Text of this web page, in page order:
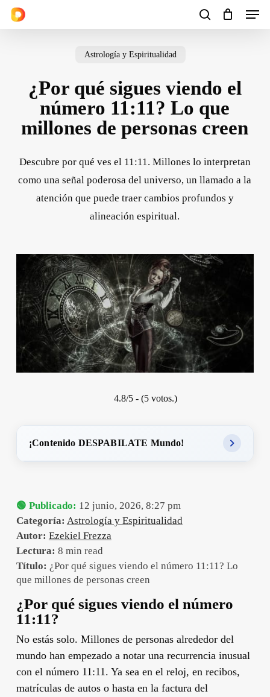
Skip
search
Menu
Cart Close
Astrología y Espiritualidad
¿Por qué sigues viendo el
número 11:11? Lo que
millones de personas creen
Descubre por qué ves el 11:11. Millones lo interpretan
como una señal poderosa del universo, un llamado a la
atención que puede traer cambios profundos y
alineación espiritual.
4.8/5 - (5 votos.)
¡Contenido DESPABILATE Mundo!
🟢 Publicado: 12 junio, 2026, 8:27 pm
Categoría: Astrología y Espiritualidad
Autor: Ezekiel Frezza
Lectura: 8 min read
Título: ¿Por qué sigues viendo el número 11:11? Lo
que millones de personas creen
¿Por qué sigues viendo el número
11:11?
No estás solo. Millones de personas alrededor del
mundo han empezado a notar una recurrencia inusual
con el número 11:11. Ya sea en el reloj, en recibos,
matrículas de autos o hasta en la factura del